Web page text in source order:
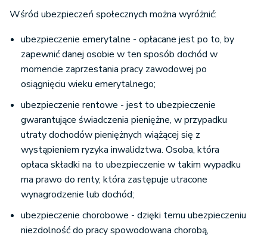
Wśród ubezpieczeń społecznych można wyróżnić:
ubezpieczenie emerytalne - opłacane jest po to, by
zapewnić danej osobie w ten sposób dochód w
momencie zaprzestania pracy zawodowej po
osiągnięciu wieku emerytalnego;
ubezpieczenie rentowe - jest to ubezpieczenie
gwarantujące świadczenia pieniężne, w przypadku
utraty dochodów pieniężnych wiążącej się z
wystąpieniem ryzyka inwalidztwa. Osoba, która
opłaca składki na to ubezpieczenie w takim wypadku
ma prawo do renty, która zastępuje utracone
wynagrodzenie lub dochód;
ubezpieczenie chorobowe - dzięki temu ubezpieczeniu
niezdolność do pracy spowodowana chorobą,